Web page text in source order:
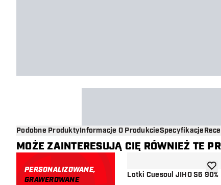
Podobne ProduktyInformacje O ProdukcieSpecyfikacje
MOŻE ZAINTERESUJĄ CIĘ RÓWNIEŻ TE
PERSONALIZOWANE,
GRAWEROWANE
Lotki Cuesoul JIHO S6 90%